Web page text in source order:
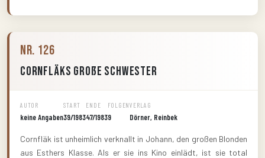
Nr. 126
Cornfläks große Schwester
AUTOR
keine Angaben
START
39/1983
ENDE
47/1983
FOLGEN
9
VERLAG
Dörner, Reinbek
Cornfläk ist unheimlich verknallt in Johann, den großen Blonden
aus Esthers Klasse. Als er sie ins Kino einlädt, ist sie total